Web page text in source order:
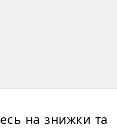
на знижки та